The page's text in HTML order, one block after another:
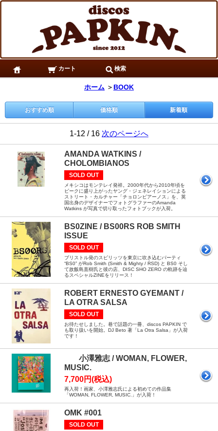
カート 検索
ホーム ＞ BOOK
おすすめ順 価格順 新着順
1-12 / 16 次のページへ
AMANDA WATKINS /
CHOLOMBIANOS
SOLD OUT
メキシコはモンテレイ発祥。2000年代から2010年頃を
ピークに盛り上がったヤング・ジェネレイションによる
ストリート・カルチャー「チョロンビアーノス」を、英
国出身のデザイナーでフォトグラファーのAmanda
Watkins が写真で切り取ったフォトブックが入荷。
BS0ZINE / BS00RS ROB SMITH
ISSUE
SOLD OUT
ブリストル発のスピリッツを東京に吹き込むパーティ
“BS0” がRob Smith (Smith & Mighty / RSD) と BS0 そし
て故飯島直樹氏と彼の店、DISC SHO ZERO の軌跡を辿
るスペシャルZINEをリリース！
ROBERT ERNESTO GYEMANT /
LA OTRA SALSA
SOLD OUT
お待たせしました。巷で話題の一冊、discos PAPKIN で
も取り扱いを開始。DJ Beto 著「La Otra Salsa」が入荷
です！
小澤雅志 / WOMAN, FLOWER,
MUSIC.
7,700円(税込)
再入荷！画家、小澤雅志氏による初めての作品集
「WOMAN, FLOWER, MUSIC.」が入荷！
OMK #001
SOLD OUT